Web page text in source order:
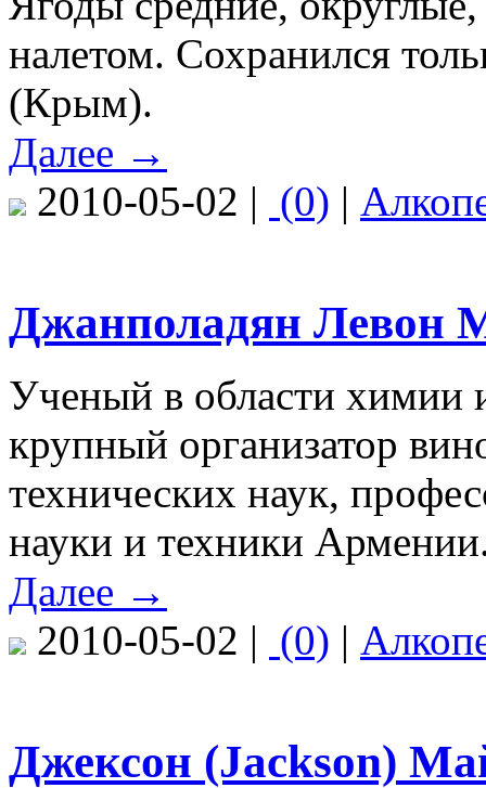
налетом. Сохранился
(Крым).
Далее →
2010-05-02 | (0) |
Джанполадян Левон
Ученый в области химии
крупный организатор
технических наук,
науки и техники
Далее →
2010-05-02 | (0) |
Джексон (Jackson)